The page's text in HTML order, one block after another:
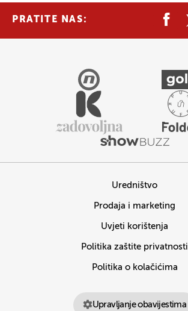
PRATITE NAS:
Uredništvo
Prodaja i marketing
Uvjeti korištenja
Politika zaštite privatnosti
Politika o kolačićima
Upravljanje obavijestima